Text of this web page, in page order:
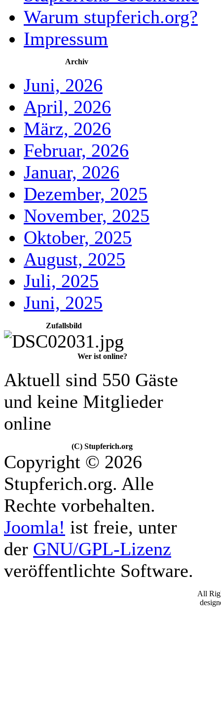
Warum stupferich.org?
Impressum
Archiv
Juni, 2026
April, 2026
März, 2026
Februar, 2026
Januar, 2026
Dezember, 2025
November, 2025
Oktober, 2025
August, 2025
Juli, 2025
Juni, 2025
Zufallsbild
Wer ist online?
Aktuell sind 550 Gäste
und keine Mitglieder
online
(C) Stupferich.org
Copyright © 2026
Stupferich.org. Alle
Rechte vorbehalten.
Joomla! ist freie, unter
der GNU/GPL-Lizenz
veröffentlichte Software.
All